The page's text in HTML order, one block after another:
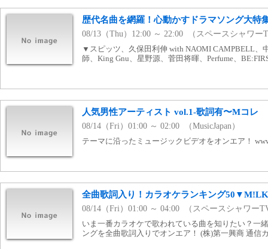
歴代名曲を網羅！心動かすドラマソング大特
08/13（Thu）12:00 ～ 22:00 （スペースシャワー
▼スピッツ、久保田利伸 with NAOMI CAMPBELL、
師、King Gnu、星野源、菅田将暉、Perfume、
人気男性アーティスト vol.1-歌詞有〜Mコレ
08/14（Fri）01:00 ～ 02:00 （MusicJapan）
テーマに沿ったミュージックビデオをオンエア！
全曲歌詞入り！カラオケランキング
08/14（Fri）01:00 ～ 04:00 （スペースシャワー
いま一番カラオケで歌われている曲を知りたい？一
ングを全曲歌詞入りでオンエア！ (株)第一興商 通信